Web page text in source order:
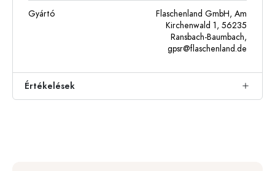
Gyártó
Flaschenland GmbH, Am
Kirchenwald 1, 56235
Ransbach-Baumbach,
gpsr@flaschenland.de
Értékelések